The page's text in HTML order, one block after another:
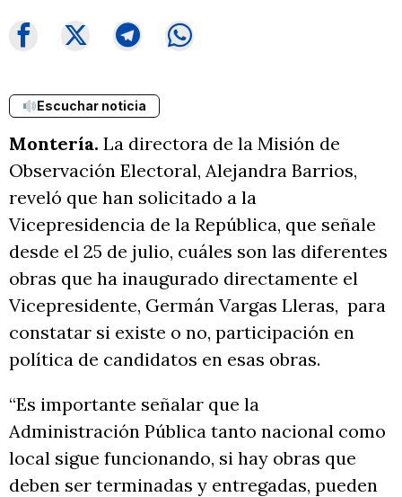
Escuchar noticia
Montería. La directora de la Misión de
Observación Electoral, Alejandra Barrios,
reveló que han solicitado a la
Vicepresidencia de la República, que señale
desde el 25 de julio, cuáles son las diferentes
obras que ha inaugurado directamente el
Vicepresidente, Germán Vargas Lleras, para
constatar si existe o no, participación en
política de candidatos en esas obras.
“Es importante señalar que la
Administración Pública tanto nacional como
local sigue funcionando, si hay obras que
deben ser terminadas y entregadas, pueden